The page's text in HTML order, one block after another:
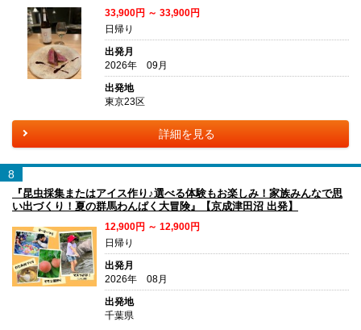
33,900円 ～ 33,900円
日帰り
出発月
2026年 09月
出発地
東京23区
詳細を見る
8
『昆虫採集またはアイス作り♪選べる体験もお楽しみ！家族みんなで思
い出づくり！夏の群馬わんぱく大冒険』【京成津田沼 出発】
12,900円 ～ 12,900円
日帰り
出発月
2026年 08月
出発地
千葉県